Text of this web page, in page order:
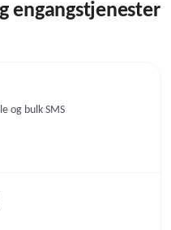
engangs­tjenester
og bulk SMS